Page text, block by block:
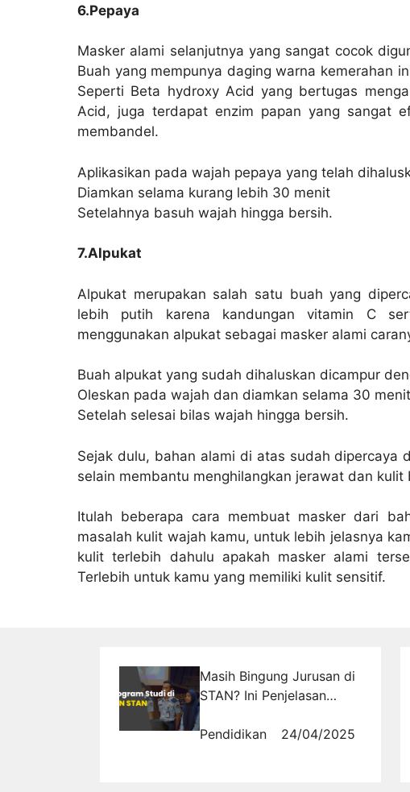
6.Pepaya
Masker alami selanjutnya yang sangat cocok
Buah yang mempunya daging warna kemerahan
Seperti Beta hydroxy Acid yang bertugas
Acid, juga terdapat enzim papan yang sangat
membandel.
Aplikasikan pada wajah pepaya yang telah
Diamkan selama kurang lebih 30 menit
Setelahnya basuh wajah hingga bersih.
7.Alpukat
Alpukat merupakan salah satu buah yang
lebih putih karena kandungan vitamin C
menggunakan alpukat sebagai masker alami
Buah alpukat yang sudah dihaluskan dicampur
Oleskan pada wajah dan diamkan selama 30 menit
Setelah selesai bilas wajah hingga bersih.
Sejak dulu, bahan alami di atas sudah dipercaya
selain membantu menghilangkan jerawat dan kulit
Itulah beberapa cara membuat masker dari
masalah kulit wajah kamu, untuk lebih jelasnya
kulit terlebih dahulu apakah masker alami
Terlebih untuk kamu yang memiliki kulit sensitif.
Masih Bingung Jurusan di
STAN? Ini Penjelasan
Pendidikan
24/04/2025